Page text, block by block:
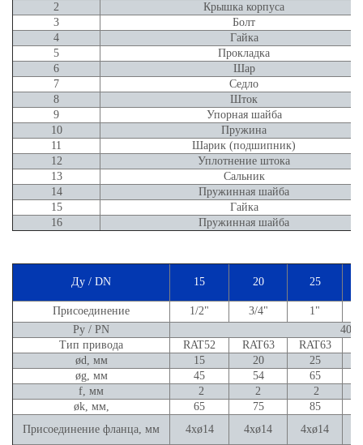
2
Крышка корпуса
3
Болт
4
Гайка
5
Прокладка
6
Шар
7
Седло
8
Шток
9
Упорная шайба
10
Пружина
11
Шарик (подшипник)
12
Уплотнение штока
13
Сальник
14
Пружинная шайба
15
Гайка
16
Пружинная шайба
Ду / DN 15 20 25
Присоединение 1/2" 3/4" 1"
Ру / PN
40
Тип привода
RAT52 RAT63 RAT63
ød, мм
15 20
25
øg, мм
45 54
65
f, мм
2 2
2
øk, мм,
65 75
85
Присоединение фланца, мм
4хø14 4хø14 4хø14